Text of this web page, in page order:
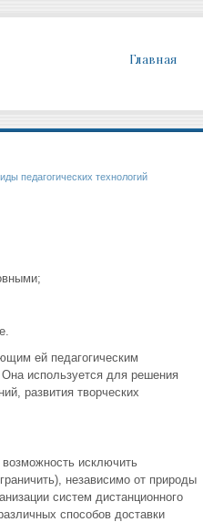
Главная
педагогических технологий
ей педагогическим
Она используется для решения
развития творческих
исключить
независимо от природы
систем дистанционного
способов доставки